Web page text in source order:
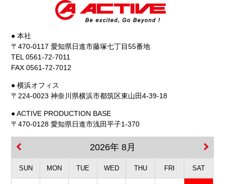
● 本社
〒470-0117 愛知県日進市藤塚七丁目55番地
TEL 0561-72-7011
FAX 0561-72-7012
● 横浜オフィス
〒224-0023 神奈川県横浜市都筑区東山田4-39-18
● ACTIVE PRODUCTION BASE
〒470-0128 愛知県日進市浅田平子1-370
2026年 8月
SUN MON TUE WED THU FRI SAT